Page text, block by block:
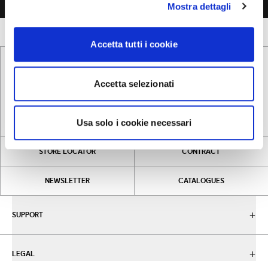
Mostra dettagli
Accetta tutti i cookie
Accetta selezionati
Usa solo i cookie necessari
INSTAGRAM LINKEDIN FACEBOOK PINTEREST
STORE LOCATOR CONTRACT
NEWSLETTER CATALOGUES
SUPPORT
LEGAL